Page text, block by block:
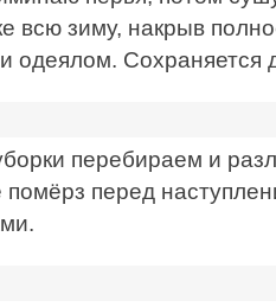
всю зиму, накрыв
одеялом. Сохраняется
перебираем и
перед